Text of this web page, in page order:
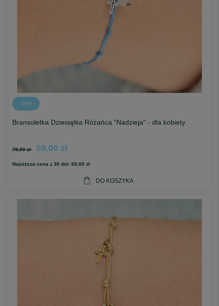
-26%
Bransoletka Dziesiątka Różańca "Nadzieja" - dla kobiety
79,00 zł 59,00 zł
Najniższa cena z 30 dni: 69,00 zł
DO KOSZYKA